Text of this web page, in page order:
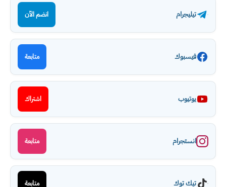
تيليجرام انضم الآن
فيسبوك متابعة
يوتيوب اشتراك
انستجرام متابعة
تيك توك متابعة